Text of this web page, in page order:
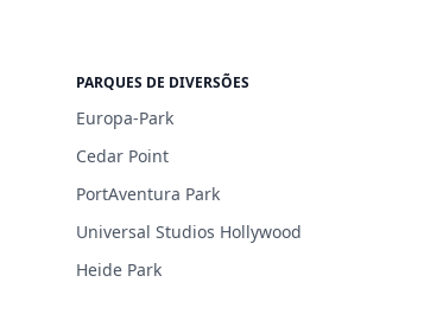
PARQUES DE DIVERSÕES
Europa-Park
Cedar Point
PortAventura Park
Universal Studios Hollywood
Heide Park